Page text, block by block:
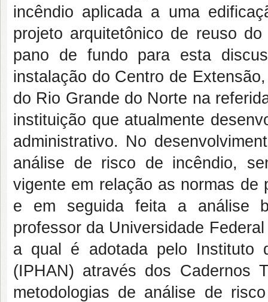
incêndio aplicada a uma
projeto arquitetônico de reuso
pano de fundo para esta
instalação do Centro de
do Rio Grande do Norte na
instituição que atualmente
administrativo. No
análise de risco de incêndio,
vigente em relação as normas de
e em seguida feita a análise
professor da Universidade
a qual é adotada pelo Instituto
(IPHAN) através dos Cadernos
metodologias de análise de